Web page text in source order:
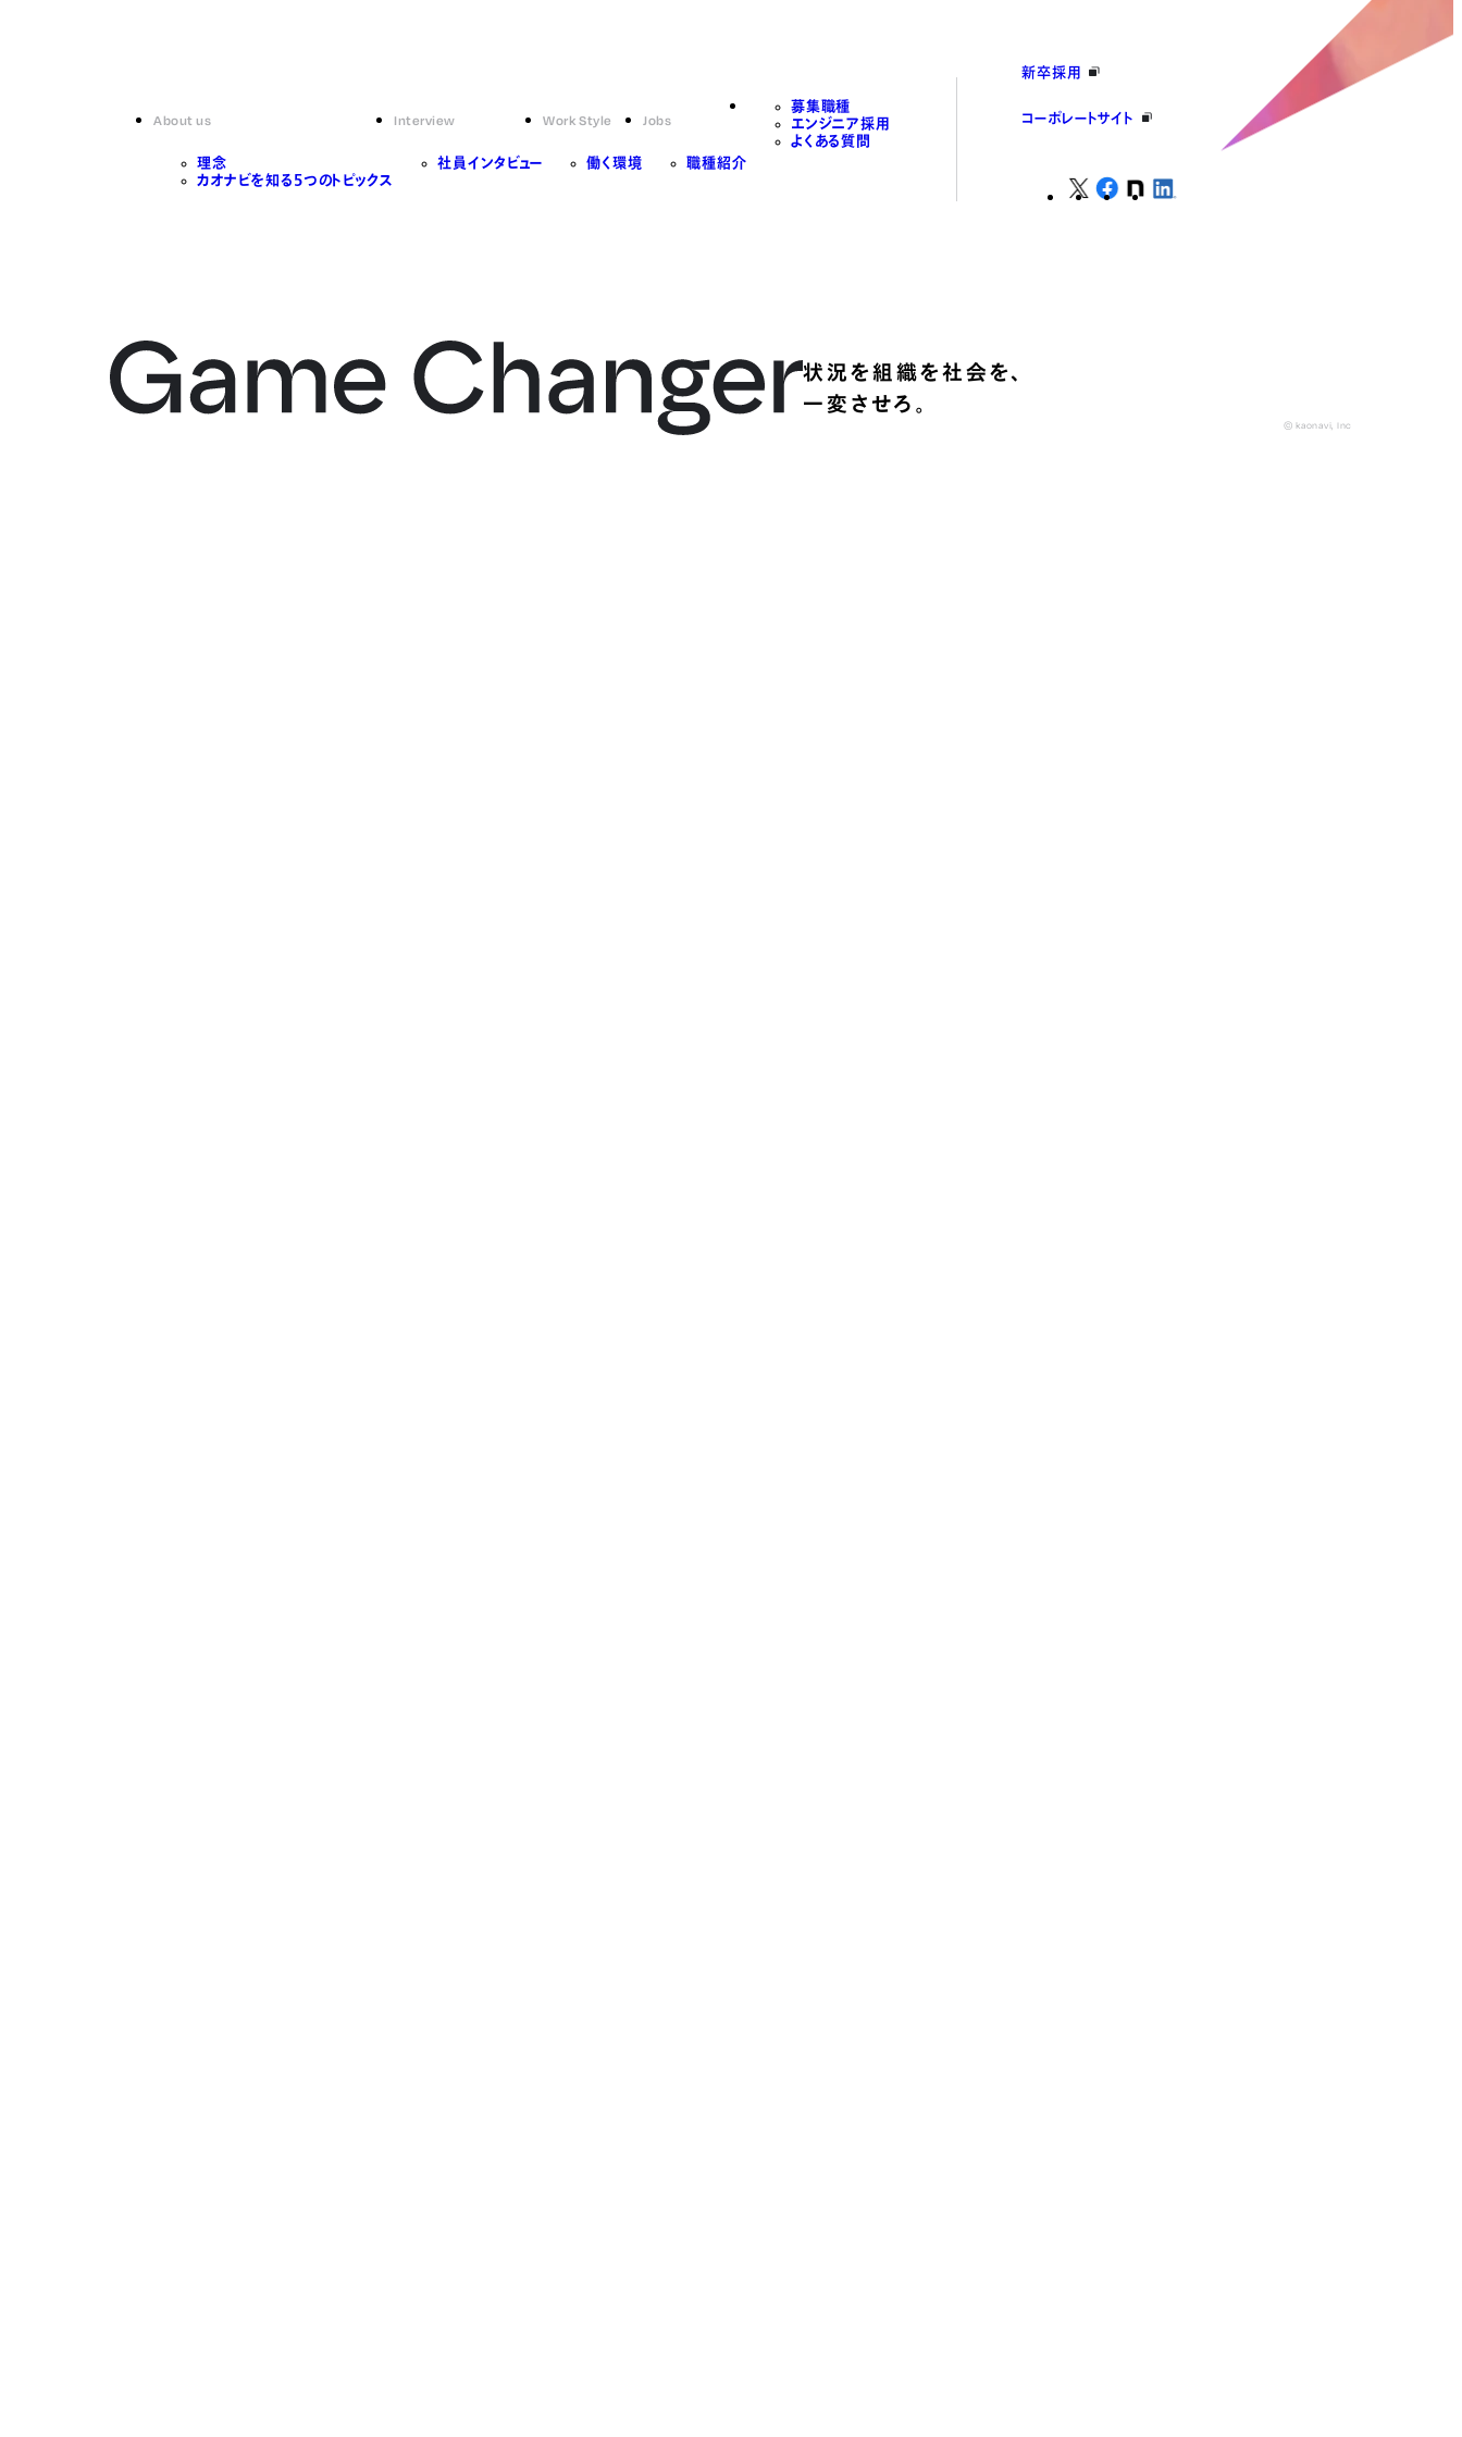
About us
理念
カオナビを知る5つのトピックス
Interview
社員インタビュー
Work Style
働く環境
Jobs
職種紹介
募集職種
エンジニア採用
よくある質問
新卒採用
コーポレートサイト
状況を組織を社会を、
一変させろ。
© kaonavi, Inc